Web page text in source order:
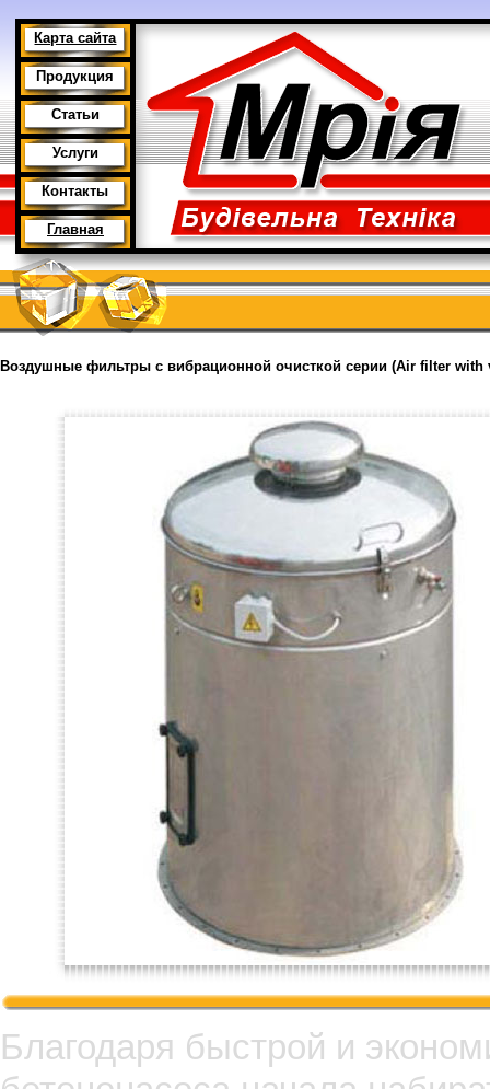
Карта сайта
Продукция
Статьи
Услуги
Контакты
Главная
Воздушные фильтры с вибрационной очисткой серии (Air filter with
Благодаря быстрой и